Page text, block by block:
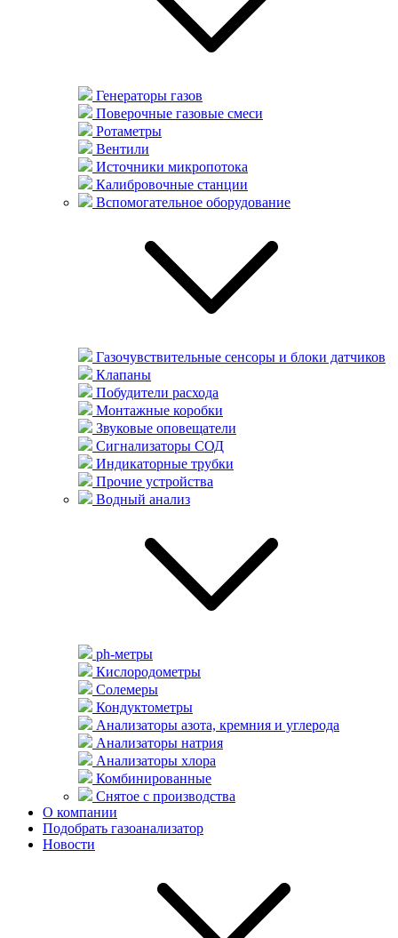
Генераторы газов
Поверочные газовые смеси
Ротаметры
Вентили
Источники микропотока
Калибровочные станции
Вспомогательное оборудование
Газочувствительные сенсоры и блоки датчиков
Клапаны
Побудители расхода
Монтажные коробки
Звуковые оповещатели
Сигнализаторы СОД
Индикаторные трубки
Прочие устройства
Водный анализ
ph-метры
Кислородометры
Солемеры
Кондуктометры
Анализаторы азота, кремния и углерода
Анализаторы натрия
Анализаторы хлора
Комбинированные
Снятое с производства
О компании
Подобрать газоанализатор
Новости